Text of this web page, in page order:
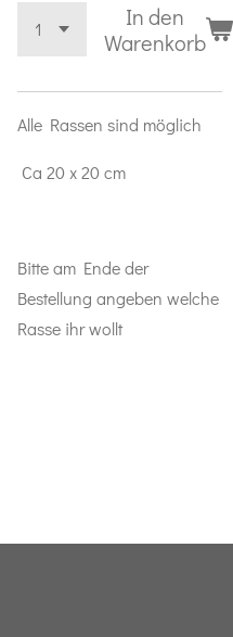
In den
Warenkorb
Alle Rassen sind möglich
Ca 20 x 20 cm
Bitte am Ende der
Bestellung angeben welche
Rasse ihr wollt